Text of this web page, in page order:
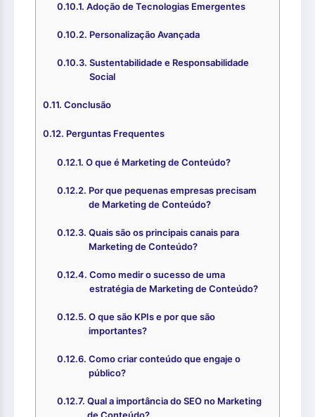
Adoção de Tecnologias Emergentes
Personalização Avançada
Sustentabilidade e Responsabilidade
Social
Conclusão
Perguntas Frequentes
O que é Marketing de Conteúdo?
Por que pequenas empresas precisam
de Marketing de Conteúdo?
Quais são os principais canais para
Marketing de Conteúdo?
Como medir o sucesso de uma
estratégia de Marketing de Conteúdo?
O que são KPIs e por que são
importantes?
Como criar conteúdo que engaje o
público?
Qual a importância do SEO no Marketing